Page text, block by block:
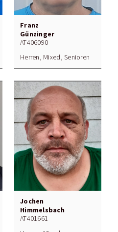
Franz
Günzinger
AT406090
Herren, Mixed, Senioren
Jochen
Himmelsbach
AT401661